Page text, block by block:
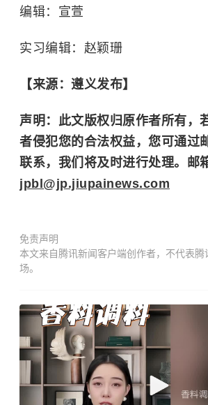
编辑：宣萱
实习编辑：赵颖珊
【来源：遵义发布】
声明：此文版权归原作者所有，
者侵犯您的合法权益，您可通过
联系，我们将及时进行处理。邮
jpbl@jp.jiupainews.com
免责声明
本文来自腾讯新闻客户端创作者，不代表腾
场。